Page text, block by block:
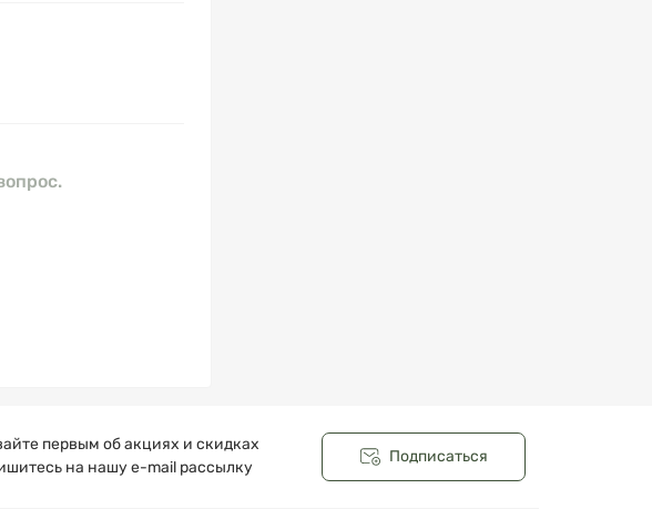
первым об акциях и скидках
на нашу e-mail рассылку
Подписаться